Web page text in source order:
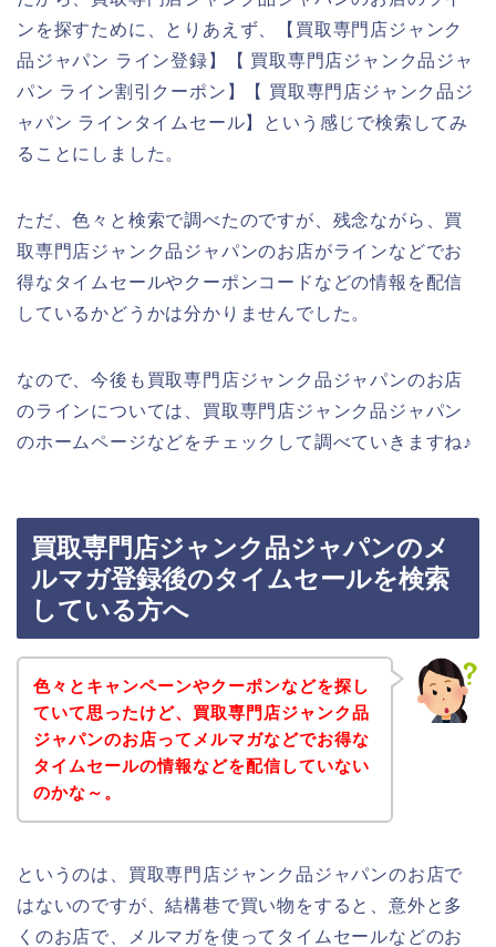
ンを探すために、とりあえず、【買取専門店ジャンク
品ジャパン ライン登録】【 買取専門店ジャンク品ジャ
パン ライン割引クーポン】【 買取専門店ジャンク品ジ
ャパン ラインタイムセール】という感じで検索してみ
ることにしました。
ただ、色々と検索で調べたのですが、残念ながら、買
取専門店ジャンク品ジャパンのお店がラインなどでお
得なタイムセールやクーポンコードなどの情報を配信
しているかどうかは分かりませんでした。
なので、今後も買取専門店ジャンク品ジャパンのお店
のラインについては、買取専門店ジャンク品ジャパン
のホームページなどをチェックして調べていきますね♪
買取専門店ジャンク品ジャパンのメ
ルマガ登録後のタイムセールを検索
している方へ
色々とキャンペーンやクーポンなどを探し
ていて思ったけど、買取専門店ジャンク品
ジャパンのお店ってメルマガなどでお得な
タイムセールの情報などを配信していない
のかな～。
というのは、買取専門店ジャンク品ジャパンのお店で
はないのですが、結構巷で買い物をすると、意外と多
くのお店で、メルマガを使ってタイムセールなどのお